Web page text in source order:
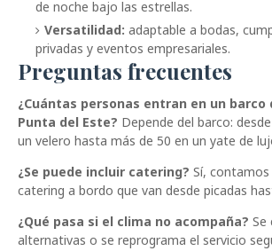
de noche bajo las estrellas.
Versatilidad: adaptable a bodas,
privadas y eventos empresariales.
Preguntas frecuentes
¿Cuántas personas entran en un barco
Punta del Este? Depende del barco:
un velero hasta más de 50 en un yate de
¿Se puede incluir catering? Sí,
catering a bordo que van desde picadas
¿Qué pasa si el clima no acompaña? Se
alternativas o se reprograma el servicio